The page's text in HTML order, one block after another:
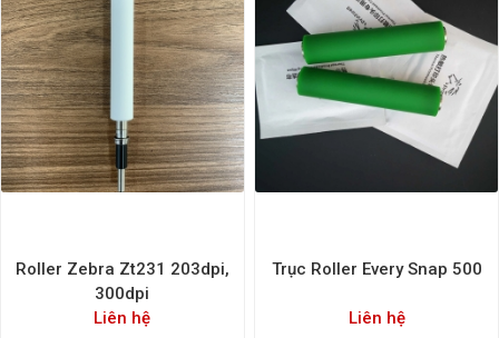
Roller Zebra Zt231 203dpi,
300dpi
Liên hệ
Trục Roller Every Snap 500
Liên hệ